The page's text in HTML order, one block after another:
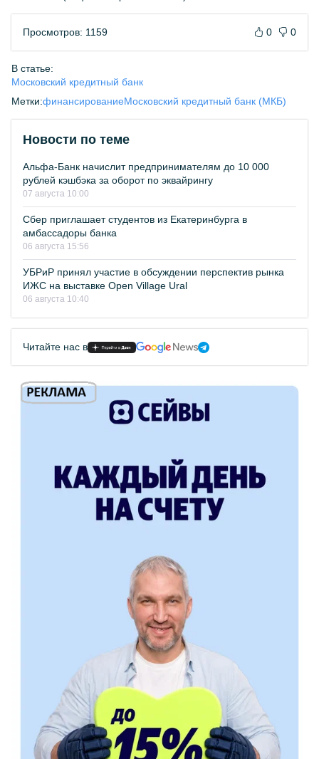
Просмотров: 1159 0 0
В статье:
Московский кредитный банк
Метки:финансированиеМосковский кредитный банк (МКБ)
Новости по теме
Альфа-Банк начислит предпринимателям до 10 000
рублей кэшбэка за оборот по эквайрингу
07 августа 10:00
Сбер приглашает студентов из Екатеринбурга в
амбассадоры банка
06 августа 15:56
УБРиР принял участие в обсуждении перспектив рынка
ИЖС на выставке Open Village Ural
06 августа 10:40
Читайте нас в